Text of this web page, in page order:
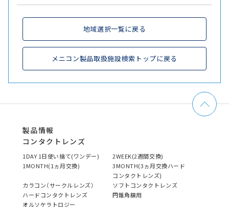
地域選択一覧に戻る
メニコン製品取扱施設検索トップに戻る
製品情報
コンタクトレンズ
1DAY 1日使い捨て(ワンデー)
2WEEK(2週間交換)
1MONTH(1ヵ月交換)
3MONTH(3ヵ月交換ハード
コンタクトレンズ)
カラコン（サークルレンズ）
ソフトコンタクトレンズ
ハードコンタクトレンズ
円錐角膜用
オルソケラトロジー